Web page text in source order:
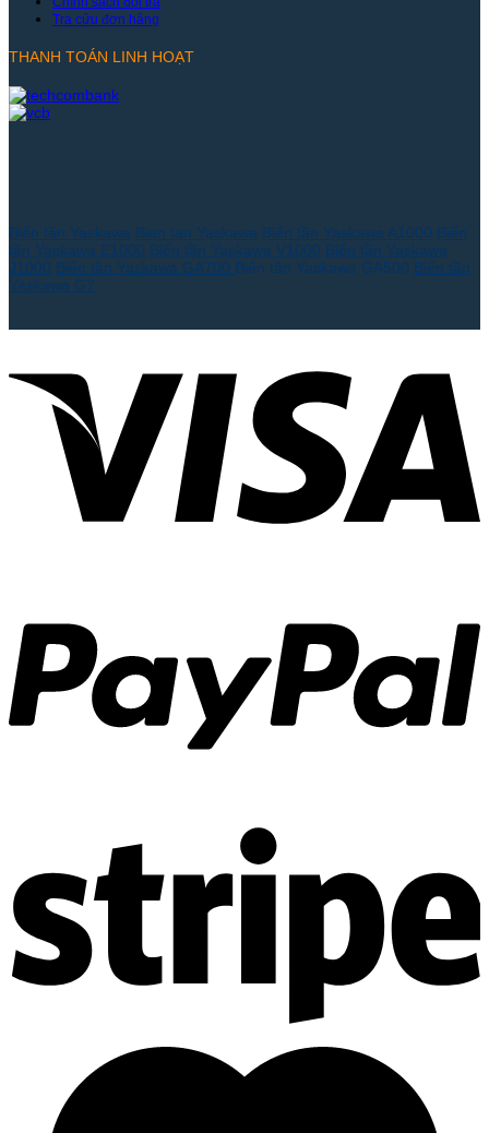
Tra cứu đơn hàng
THANH TOÁN LINH HOẠT
Biến tần Yaskawa Bien tan Yaskawa Biến tần Yaskawa A1000 Biến
tần Yaskawa E1000 Biến tần Yaskawa V1000 Biến tần Yaskawa
J1000 Biến tần Yaskawa GA700 Biến tần Yaskawa GA500 Biến tần
Yaskawa G7